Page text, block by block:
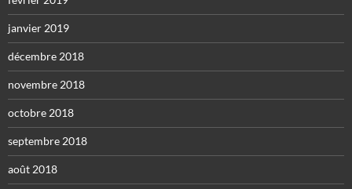
janvier 2019
décembre 2018
novembre 2018
octobre 2018
septembre 2018
août 2018